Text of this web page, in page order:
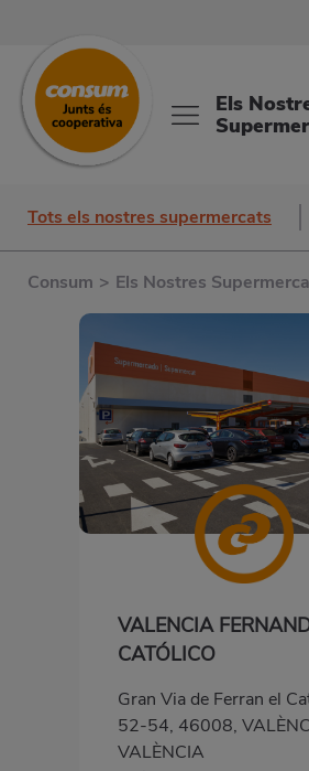
Els
Tots els nostres supermercats
Consum > Els Nostres
VALENCIA
CATÓLICO
Gran Via de Ferran el
52-54, 46008,
VALÈNCIA